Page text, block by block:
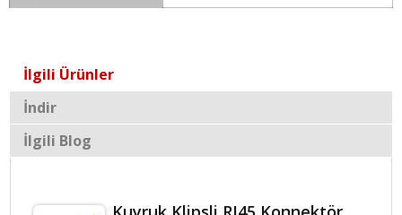
İlgili Ürünler
İndir
İlgili Blog